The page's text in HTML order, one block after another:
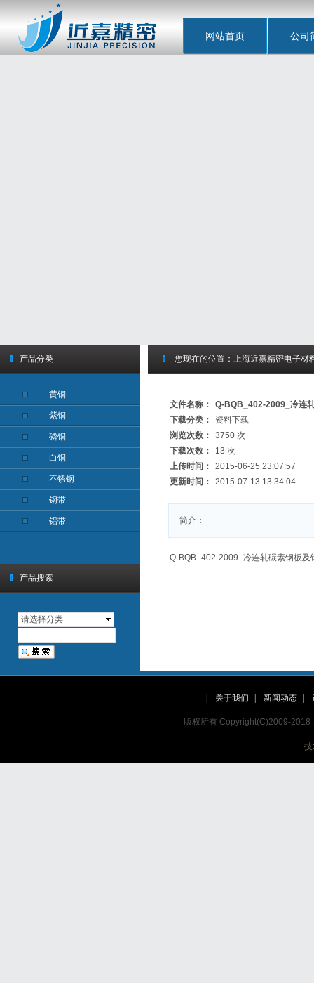
网站首页 公司
产品搜索
请选择分类
产品分类
黄铜
紫铜
磷铜
白铜
不锈钢
钢带
铝带
您现在的位置： 上海近嘉精密电子材
文件名称：
Q-BQB_402-2009_冷连
下载分类：
资料下载
浏览次数：
3750 次
下载次数：
13 次
上传时间：
2015-06-25 23:07:57
更新时间：
2015-07-13 13:34:04
简介：
Q-BQB_402-2009_冷连轧碳素钢板及
关于我们 新闻动态
版权所有 Copyright(C)2009-